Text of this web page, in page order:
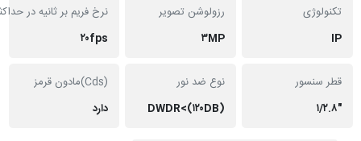
رزولوشن تصویر
نرخ فریم بر ثانیه در حداکثر رزولیشن
نوع ضد نور
DWDR<(۱۲۰DB)
دارد